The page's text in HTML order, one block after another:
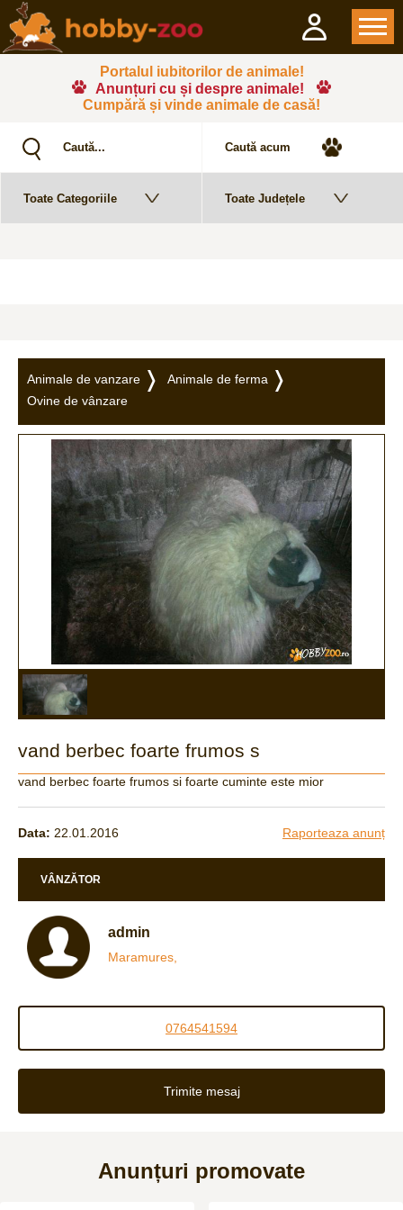
Portalul iubitorilor de animale!
Anunțuri cu și despre animale!
Cumpără și vinde animale de casă!
Animale de vanzare
Animale de ferma
Ovine de vânzare
vand berbec foarte frumos s
vand berbec foarte frumos si foarte cuminte este mior
Data: 22.01.2016 Raporteaza anunț
VÂNZĂTOR
admin
Maramures,
0764541594
Trimite mesaj
Anunțuri promovate